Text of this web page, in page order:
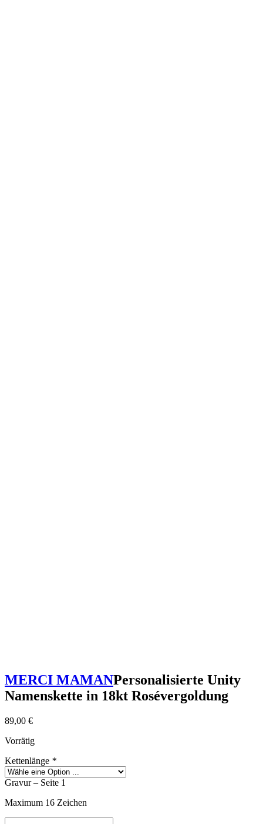
MERCI MAMANPersonalisierte Unity
Namenskette in 18kt Rosévergoldung
89,00 €
Vorrätig
Kettenlänge *
Gravur – Seite 1
Maximum 16 Zeichen